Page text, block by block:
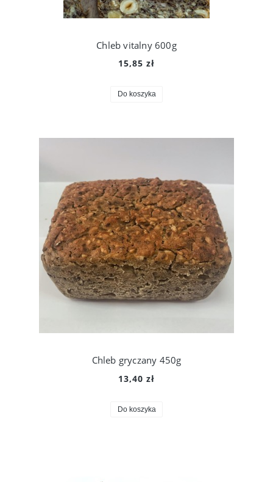
Chleb vitalny 600g
15,85 zł
Do koszyka
Chleb gryczany 450g
13,40 zł
Do koszyka